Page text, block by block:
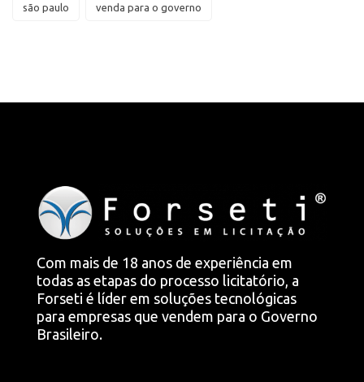
são paulo venda para o governo
Com mais de 18 anos de experiência em
todas as etapas do processo licitatório, a
Forseti é líder em soluções tecnológicas
para empresas que vendem para o Governo
Brasileiro.